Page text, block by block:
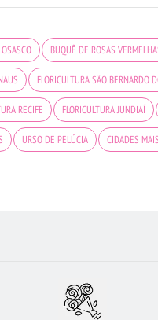
BUQUÊ DE ROSAS
FLORICULTURA SÃO BERNARDO
RECIFE FLORICULTURA JUNDIAÍ
URSO DE PELÚCIA CIDADES